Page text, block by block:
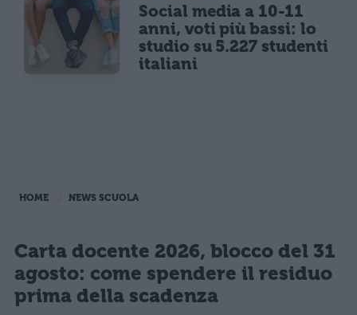
Social media a 10-11
anni, voti più bassi: lo
studio su 5.227 studenti
italiani
HOME NEWS SCUOLA
Carta docente 2026, blocco del 31
agosto: come spendere il residuo
prima della scadenza